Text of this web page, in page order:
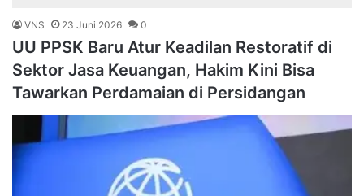
VNS 23 Juni 2026 0
UU PPSK Baru Atur Keadilan Restoratif di
Sektor Jasa Keuangan, Hakim Kini Bisa
Tawarkan Perdamaian di Persidangan